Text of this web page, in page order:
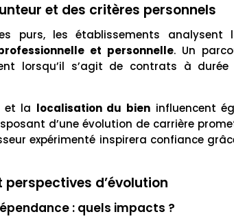
et des critères personnels
purs, les établissements analysent
et personnelle. Un
lorsqu’il s’agit de contrats à durée
et la localisation du bien influencent
d’une évolution de carrière
expérimenté inspirera confiance
d’évolution
: quels impacts ?